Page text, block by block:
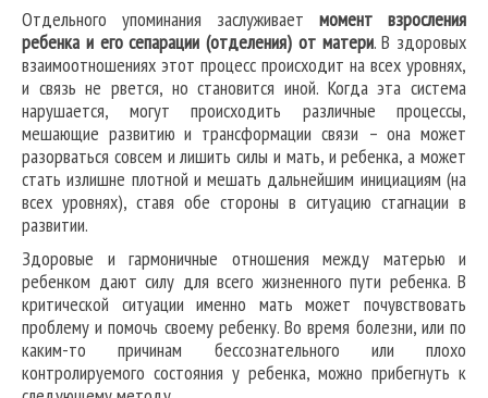
Отдельного упоминания заслуживает момент взросления
ребенка и его сепарации (отделения) от матери. В здоровых
взаимоотношениях этот процесс происходит на всех уровнях,
и связь не рвется, но становится иной. Когда эта система
нарушается, могут происходить различные процессы,
мешающие развитию и трансформации связи – она может
разорваться совсем и лишить силы и мать, и ребенка, а может
стать излишне плотной и мешать дальнейшим инициациям (на
всех уровнях), ставя обе стороны в ситуацию стагнации в
развитии.
Здоровые и гармоничные отношения между матерью и
ребенком дают силу для всего жизненного пути ребенка. В
критической ситуации именно мать может почувствовать
проблему и помочь своему ребенку. Во время болезни, или по
каким-то причинам бессознательного или плохо
контролируемого состояния у ребенка, можно прибегнуть к